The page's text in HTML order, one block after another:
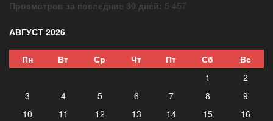
Просмотров за последние 30 дней: 5 457
АВГУСТ 2026
Пн Вт Ср Чт Пт Сб
Вс
1
2
3
4 5 6 7 8
9
10
11 12 13 14 15
16